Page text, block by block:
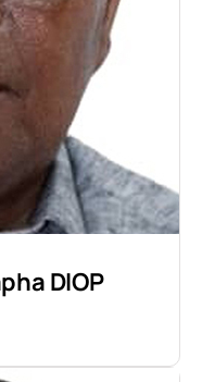
DIOP